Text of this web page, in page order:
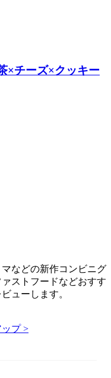
×チーズ×クッキー
などの新作コンビニグ
ストフードなどおすす
ューします。
プ >